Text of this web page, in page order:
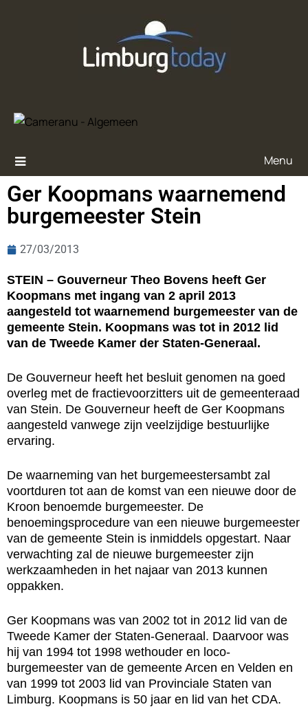
Menu
Ger Koopmans waarnemend
burgemeester Stein
27/03/2013
STEIN – Gouverneur Theo Bovens heeft Ger
Koopmans met ingang van 2 april 2013
aangesteld tot waarnemend burgemeester van de
gemeente Stein. Koopmans was tot in 2012 lid
van de Tweede Kamer der Staten-Generaal.
De Gouverneur heeft het besluit genomen na goed
overleg met de fractievoorzitters uit de gemeenteraad
van Stein. De Gouverneur heeft de Ger Koopmans
aangesteld vanwege zijn veelzijdige bestuurlijke
ervaring.
De waarneming van het burgemeestersambt zal
voortduren tot aan de komst van een nieuwe door de
Kroon benoemde burgemeester. De
benoemingsprocedure van een nieuwe burgemeester
van de gemeente Stein is inmiddels opgestart. Naar
verwachting zal de nieuwe burgemeester zijn
werkzaamheden in het najaar van 2013 kunnen
oppakken.
Ger Koopmans was van 2002 tot in 2012 lid van de
Tweede Kamer der Staten-Generaal. Daarvoor was
hij van 1994 tot 1998 wethouder en loco-
burgemeester van de gemeente Arcen en Velden en
van 1999 tot 2003 lid van Provinciale Staten van
Limburg. Koopmans is 50 jaar en lid van het CDA.